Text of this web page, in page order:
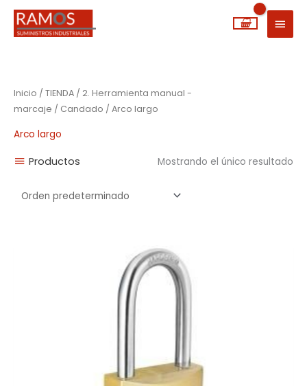
MENÚ
Inicio / TIENDA / 2. Herramienta manual -
marcaje / Candado / Arco largo
Arco largo
Productos Mostrando el único resultado
precios:
desde